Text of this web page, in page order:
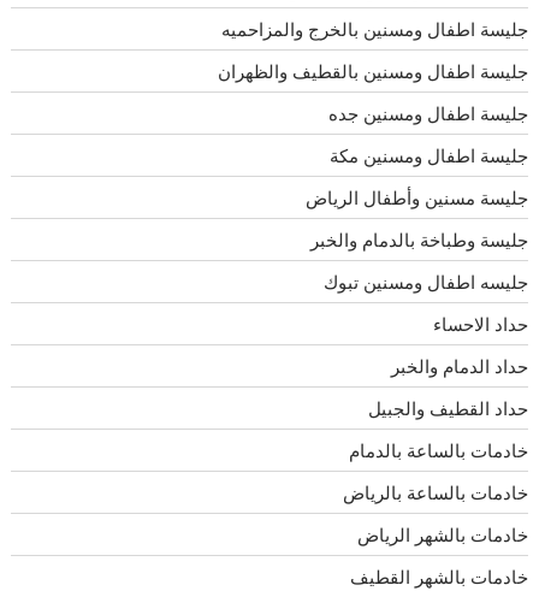
جليسة اطفال ومسنين بالخرج والمزاحميه
جليسة اطفال ومسنين بالقطيف والظهران
جليسة اطفال ومسنين جده
جليسة اطفال ومسنين مكة
جليسة مسنين وأطفال الرياض
جليسة وطباخة بالدمام والخبر
جليسه اطفال ومسنين تبوك
حداد الاحساء
حداد الدمام والخبر
حداد القطيف والجبيل
خادمات بالساعة بالدمام
خادمات بالساعة بالرياض
خادمات بالشهر الرياض
خادمات بالشهر القطيف